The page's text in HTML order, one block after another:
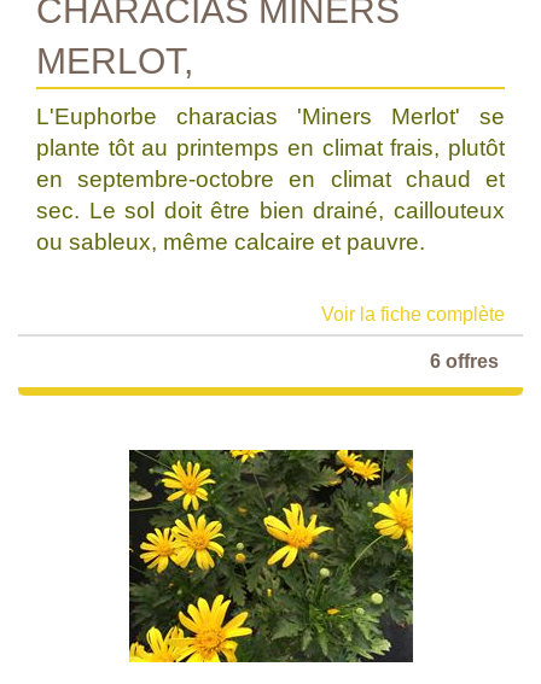
CHARACIAS MINERS
MERLOT,
L'Euphorbe characias 'Miners Merlot' se
plante tôt au printemps en climat frais, plutôt
en septembre-octobre en climat chaud et
sec. Le sol doit être bien drainé, caillouteux
ou sableux, même calcaire et pauvre.
Voir la fiche complète
6 offres